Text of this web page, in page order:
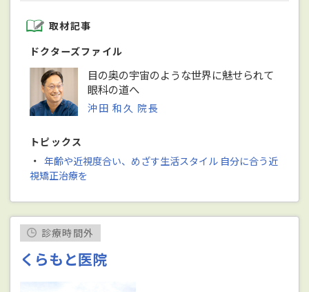
取材記事
ドクターズファイル
目の奥の宇宙のような世界に魅せられて
眼科の道へ
沖田 和久 院長
トピックス
・ 年齢や近視度合い、めざす生活スタイル 自分に合う近
視矯正治療を
診療時間外
くらもと医院